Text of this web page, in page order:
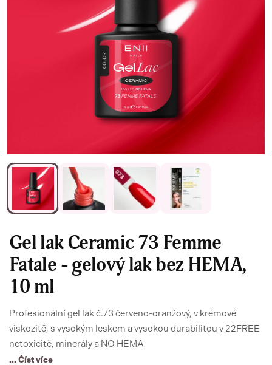
Gel lak Ceramic 73 Femme
Fatale - gelový lak bez HEMA,
10 ml
Profesionální gel lak č.73 červeno-oranžový, v krémové
viskozitě, s vysokým leskem a vysokou durabilitou v 22FREE
netoxicitě, minerály a NO HEMA
... Číst více